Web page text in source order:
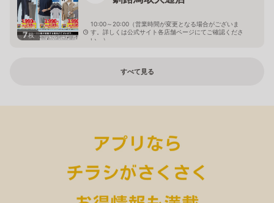
7枚
10:00～20:00（営業時間が変更となる場合がございま
す。詳しくは公式サイト各店舗ページにてご確認くださ
い。）
すべて見る